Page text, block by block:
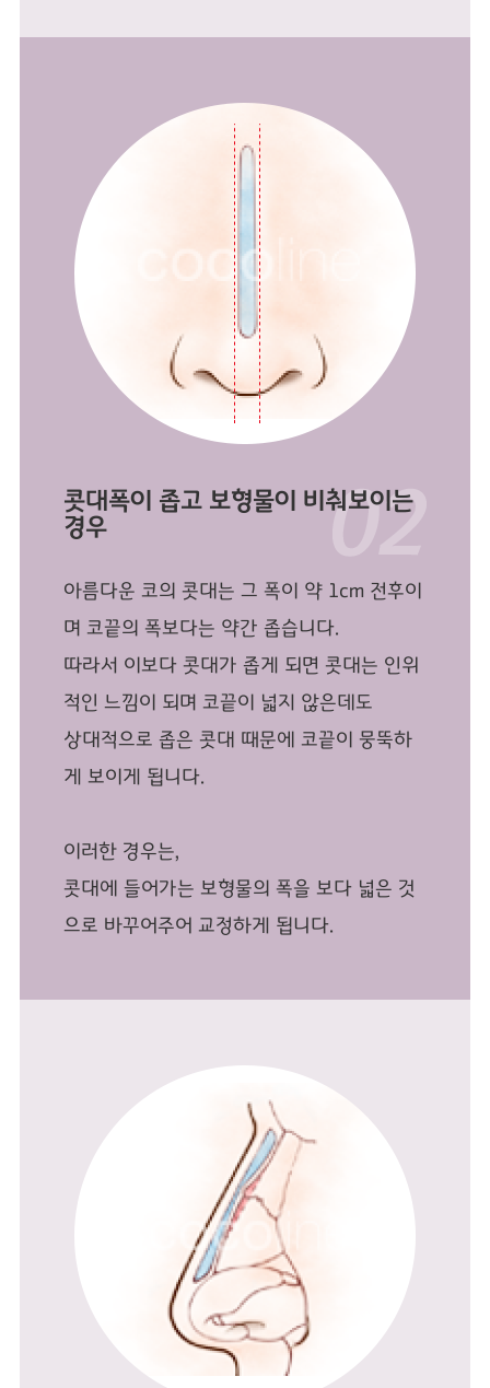
콧대폭이 좁고 보형물이 비춰보이는
경우
아름다운 코의 콧대는 그 폭이 약 1cm 전후이
며 코끝의 폭보다는 약간 좁습니다.
따라서 이보다 콧대가 좁게 되면 콧대는 인위
적인 느낌이 되며 코끝이 넓지 않은데도
상대적으로 좁은 콧대 때문에 코끝이 뭉뚝하
게 보이게 됩니다.
이러한 경우는,
콧대에 들어가는 보형물의 폭을 보다 넓은 것
으로 바꾸어주어 교정하게 됩니다.